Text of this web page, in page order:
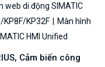
web di động SIMATIC
KP8F/KP32F
Màn hình
HMI Unified
Cảm biến công